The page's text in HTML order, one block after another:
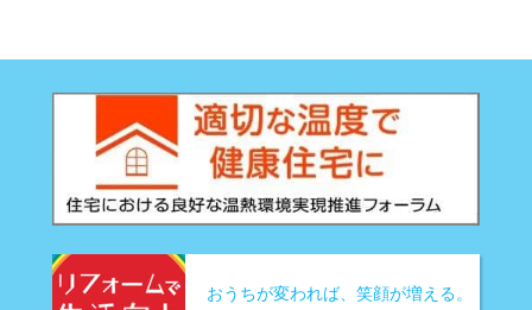
おうちが変われば、笑顔が増える。